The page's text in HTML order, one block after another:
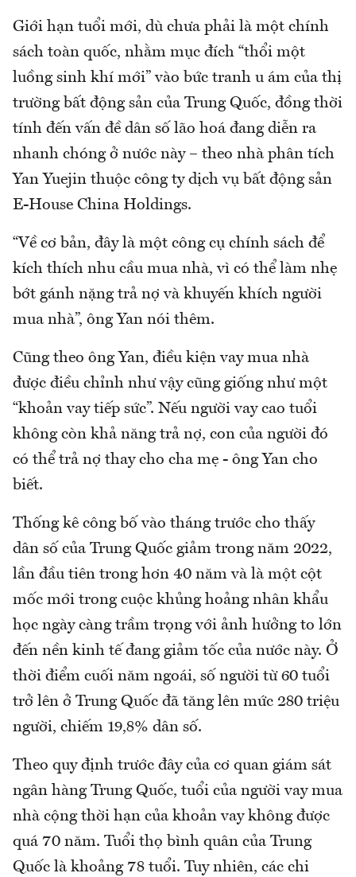
Giới hạn tuổi mới, dù chưa phải là một chính
sách toàn quốc, nhằm mục đích “thổi một
luồng sinh khí mới” vào bức tranh u ám của thị
trường bất động sản của Trung Quốc, đồng thời
tính đến vấn đề dân số lão hoá đang diễn ra
nhanh chóng ở nước này – theo nhà phân tích
Yan Yuejin thuộc công ty dịch vụ bất động sản
E-House China Holdings.
“Về cơ bản, đây là một công cụ chính sách để
kích thích nhu cầu mua nhà, vì có thể làm nhẹ
bớt gánh nặng trả nợ và khuyến khích người
mua nhà”, ông Yan nói thêm.
Cũng theo ông Yan, điều kiện vay mua nhà
được điều chỉnh như vậy cũng giống như một
“khoản vay tiếp sức”. Nếu người vay cao tuổi
không còn khả năng trả nợ, con của người đó
có thể trả nợ thay cho cha mẹ - ông Yan cho
biết.
Thống kê công bố vào tháng trước cho thấy
dân số của Trung Quốc giảm trong năm 2022,
lần đầu tiên trong hơn 40 năm và là một cột
mốc mới trong cuộc khủng hoảng nhân khẩu
học ngày càng trầm trọng với ảnh hưởng to lớn
đến nền kinh tế đang giảm tốc của nước này. Ở
thời điểm cuối năm ngoái, số người từ 60 tuổi
trở lên ở Trung Quốc đã tăng lên mức 280 triệu
người, chiếm 19,8% dân số.
Theo quy định trước đây của cơ quan giám sát
ngân hàng Trung Quốc, tuổi của người vay mua
nhà cộng thời hạn của khoản vay không được
quá 70 năm. Tuổi thọ bình quân của Trung
Quốc là khoảng 78 tuổi. Tuy nhiên, các chi